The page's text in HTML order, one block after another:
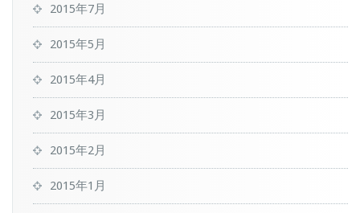
2015年7月
2015年5月
2015年4月
2015年3月
2015年2月
2015年1月